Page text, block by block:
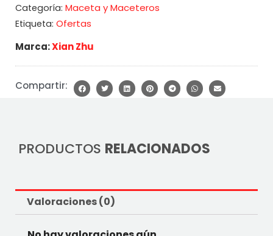
Categoría: Maceta y Maceteros
Etiqueta: Ofertas
Marca:Xian Zhu
Compartir:
PRODUCTOS RELACIONADOS
Valoraciones (0)